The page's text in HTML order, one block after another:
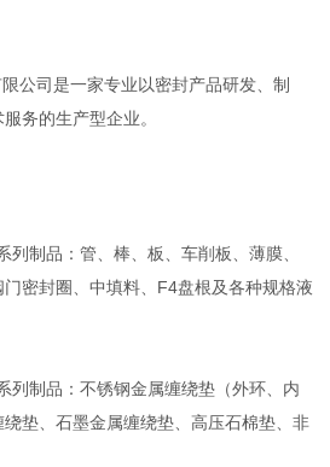
公司是一家专业以密封产品研发、制
务的生产型企业。
制品：管、棒、板、车削板、薄膜、
密封圈、中填料、F4盘根及各种规格液
制品：不锈钢金属缠绕垫（外环、内
垫、石墨金属缠绕垫、高压石棉垫、非